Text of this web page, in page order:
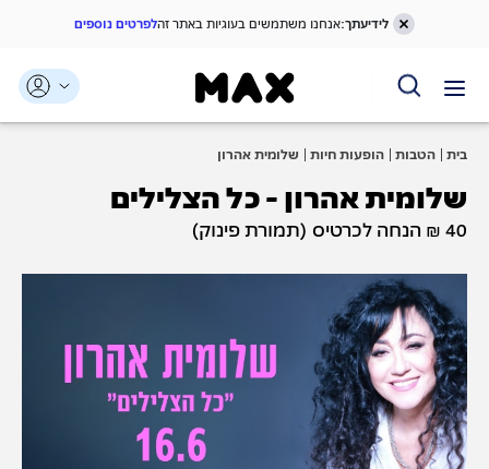
דלג אל תפריט ניווט
דלג אל תוכן ראשי
דלג אל תחתית העמוד
לידיעתך:אנחנו משתמשים בעוגיות באתר זהלפרטים נוספים
בית הטבות הופעות חיות שלומית אהרון
שלומית אהרון - כל הצלילים
40 ₪ הנחה לכרטיס (תמורת פינוק)